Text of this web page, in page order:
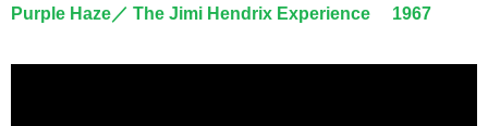
Purple Haze／ The Jimi Hendrix Experience 1967